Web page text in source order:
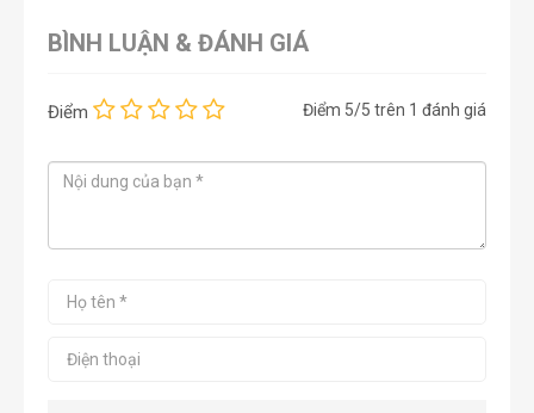
BÌNH LUẬN & ĐÁNH GIÁ
Điểm Điểm 5/5 trên 1 đánh giá